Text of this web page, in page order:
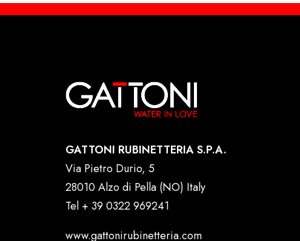
GATTONI RUBINETTERIA S.P.A.
Via Pietro Durio, 5
28010 Alzo di Pella (NO) Italy
Tel + 39 0322 969241
www.gattonirubinetteria.com